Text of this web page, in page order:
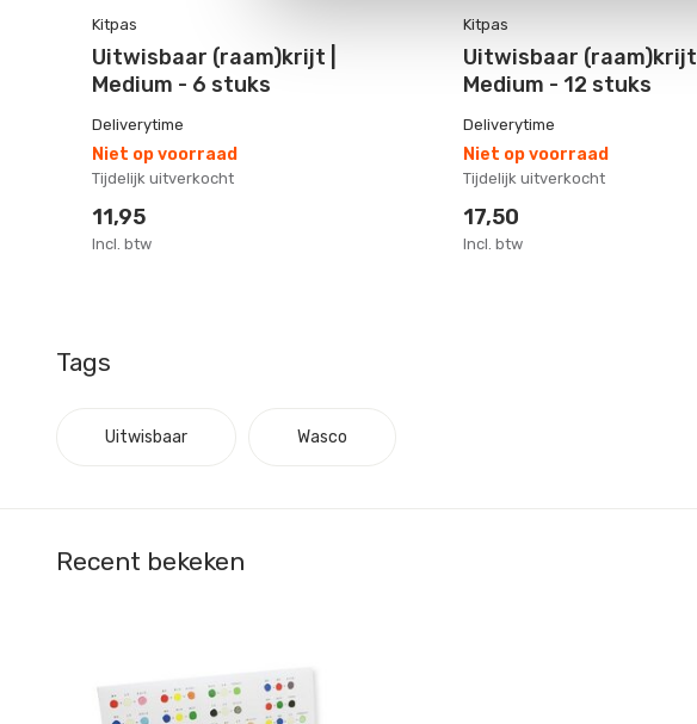
Kitpas
Uitwisbaar (raam)krijt |
Medium - 6 stuks
Deliverytime
Niet op voorraad
Tijdelijk uitverkocht
11,95
Incl. btw
Kitpas
Uitwisbaar (raam)krijt |
Medium - 12 stuks
Deliverytime
Niet op voorraad
Tijdelijk uitverkocht
17,50
Incl. btw
Tags
Uitwisbaar Wasco
Recent bekeken